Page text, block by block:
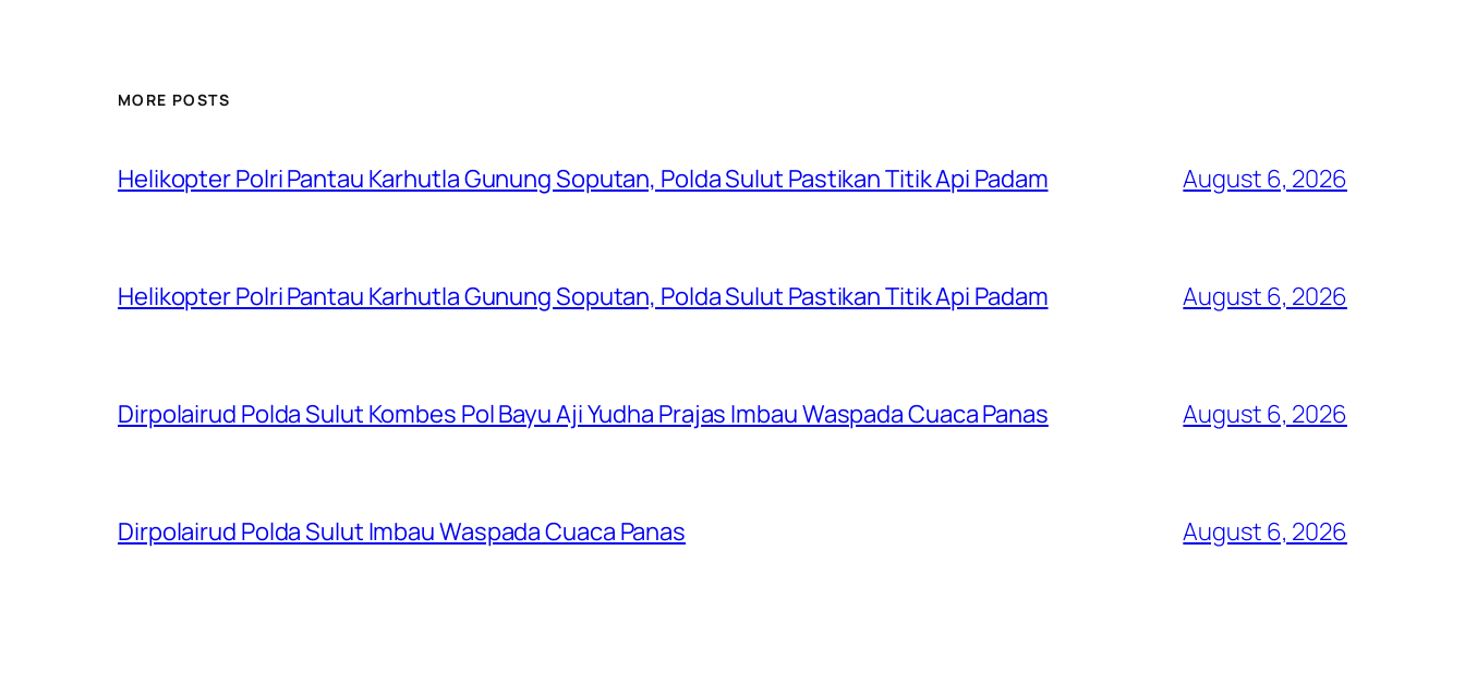
MORE POSTS
Helikopter Polri Pantau Karhutla Gunung Soputan, Polda Sulut Pastikan Titik Api Padam August 6, 2026
Helikopter Polri Pantau Karhutla Gunung Soputan, Polda Sulut Pastikan Titik Api Padam August 6, 2026
Dirpolairud Polda Sulut Kombes Pol Bayu Aji Yudha Prajas Imbau Waspada Cuaca Panas August 6, 2026
Dirpolairud Polda Sulut Imbau Waspada Cuaca Panas August 6, 2026